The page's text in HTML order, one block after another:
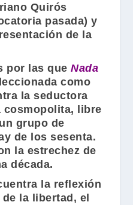
Quirós
pasada) y
de la
por las queNada
como
la seductora
cosmopolita, libre
grupo de
de los sesenta.
la estrechez de
década.
la reflexión
la libertad, el